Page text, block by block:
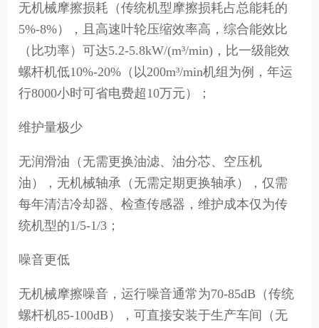
无机械摩擦损耗（传统机型摩擦损耗占总能耗的
5%-8%），且高速叶轮压缩效率高，综合能效比
（比功率）可达5.2-5.8kW/(m³/min)，比一级能效
螺杆机低10%-20%（以200m³/min机组为例，年运
行8000小时可省电费超10万元）；
维护量极少
无润滑油（无需更换油滤、油分芯、空压机
油），无机械轴承（无需定期更换轴承），仅需
每年清洁冷却器、检查传感器，维护成本仅为传
统机型的1/5-1/3；
噪音更低
无机械摩擦噪音，运行噪音通常为70-85dB（传统
螺杆机85-100dB），可直接安装于生产车间（无